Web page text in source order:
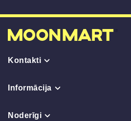
Kontakti
Informācija
Noderīgi